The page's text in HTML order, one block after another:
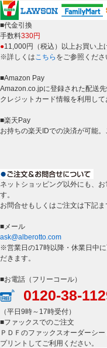
■代金引換
手数料330円
●11,000円（税込）以上お買い上
※詳しくは こちら をご参照くださ
■Amazon Pay
Amazon.co.jpに登録された配送
クレジットカード情報を利用して
■楽天Pay
お持ちの楽天IDでの決済が可能
ネットショッピング以外にも、
す。
お問合せもしくはご注文は下記ま
■メール
ask@alberotto.com
※営業日の17時以降・休業日中
だきます。
■お電話（フリーコール）
0120-38-
（平日9時～17時受付）
■ファックスでのご注文
ＰＤＦのファックスオーダーシー
プリントしてご利用ください。